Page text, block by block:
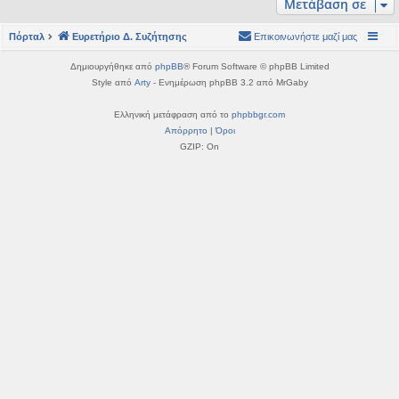
η
Μετάβαση σε
Πόρταλ Ευρετήριο Δ. Συζήτησης Επικοινωνήστε μαζί μας
Δημιουργήθηκε από phpBB® Forum Software © phpBB Limited
Style από Arty- Ενημέρωση phpBB 3.2 από MrGaby
Ελληνική μετάφραση από το phpbbgr.com
Απόρρητο |Όροι
GZIP: On